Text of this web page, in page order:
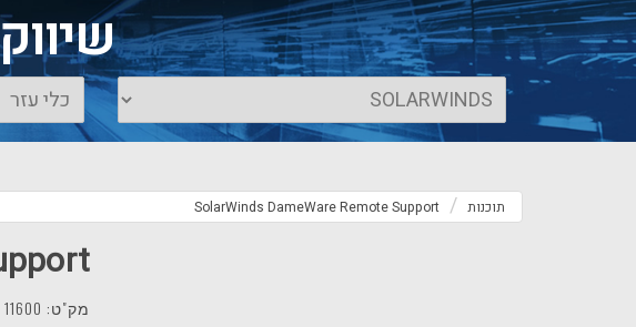
תוכנות SolarWinds DameWare Remote Support
מק"ט: 11600 I